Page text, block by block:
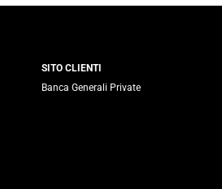
SITO CLIENTI
Banca Generali Private